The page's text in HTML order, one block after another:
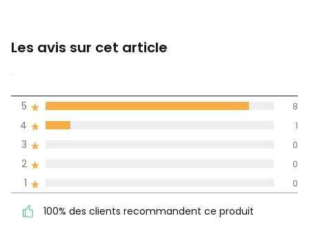
Les avis sur cet article
4,9
(9)
4 1
100% des clients
recommandent ce produit
1 0
2 0
3 0
4 1
5 8
100% des clients recommandent ce produit